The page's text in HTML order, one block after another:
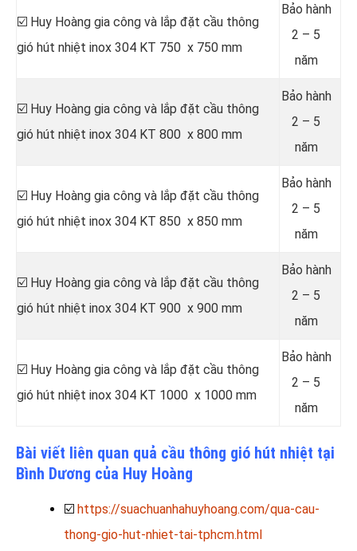
☑️ Huy Hoàng gia công và lắp đặt cầu thông
gió hút nhiệt inox 304 KT 750 x 750 mm
Bảo hành
2 – 5
năm
☑️ Huy Hoàng gia công và lắp đặt cầu thông
gió hút nhiệt inox 304 KT 800 x 800 mm
Bảo hành
2 – 5
năm
☑️ Huy Hoàng gia công và lắp đặt cầu thông
gió hút nhiệt inox 304 KT 850 x 850 mm
Bảo hành
2 – 5
năm
☑️ Huy Hoàng gia công và lắp đặt cầu thông
gió hút nhiệt inox 304 KT 900 x 900 mm
Bảo hành
2 – 5
năm
☑️ Huy Hoàng gia công và lắp đặt cầu thông
gió hút nhiệt inox 304 KT 1000 x 1000 mm
Bảo hành
2 – 5
năm
Bài viết liên quan quả cầu thông gió hút nhiệt tại
Bình Dương của Huy Hoàng
☑️ https://suachuanhahuyhoang.com/qua-cau-
thong-gio-hut-nhiet-tai-tphcm.html